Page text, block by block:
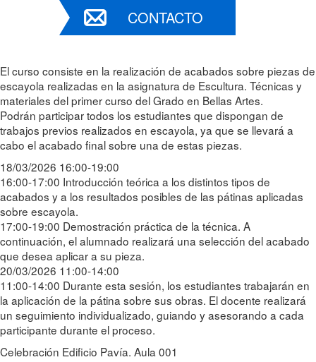
CONTACTO
El curso consiste en la realización de acabados sobre piezas de
escayola realizadas en la asignatura de Escultura. Técnicas y
materiales del primer curso del Grado en Bellas Artes.
Podrán participar todos los estudiantes que dispongan de
trabajos previos realizados en escayola, ya que se llevará a
cabo el acabado final sobre una de estas piezas.
18/03/2026 16:00-19:00
16:00-17:00 Introducción teórica a los distintos tipos de
acabados y a los resultados posibles de las pátinas aplicadas
sobre escayola.
17:00-19:00 Demostración práctica de la técnica. A
continuación, el alumnado realizará una selección del acabado
que desea aplicar a su pieza.
20/03/2026 11:00-14:00
11:00-14:00 Durante esta sesión, los estudiantes trabajarán en
la aplicación de la pátina sobre sus obras. El docente realizará
un seguimiento individualizado, guiando y asesorando a cada
participante durante el proceso.
Celebración Edificio Pavía. Aula 001